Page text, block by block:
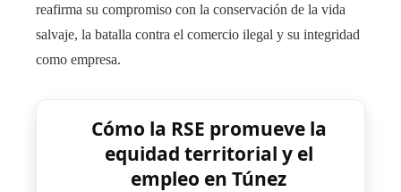
reafirma su compromiso con la conservación de la vida
salvaje, la batalla contra el comercio ilegal y su integridad
como empresa.
Cómo la RSE promueve la
equidad territorial y el
empleo en Túnez